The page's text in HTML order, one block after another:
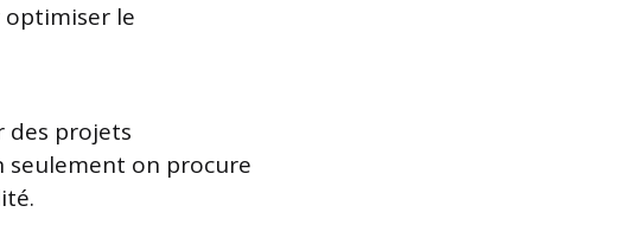
optimiser le
des projets
seulement on procure